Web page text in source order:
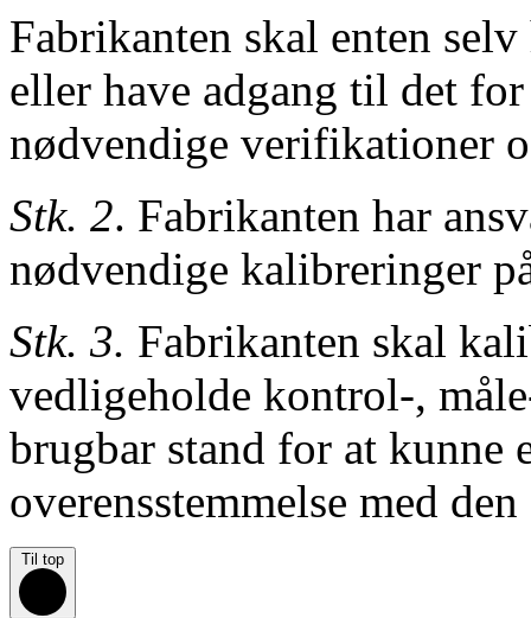
Fabrikanten skal enten
eller have adgang til det
nødvendige verifikationer
Stk. 2. Fabrikanten har
nødvendige kalibreringer
Stk. 3. Fabrikanten skal
vedligeholde kontrol-,
brugbar stand for at kunne
overensstemmelse med
Til top